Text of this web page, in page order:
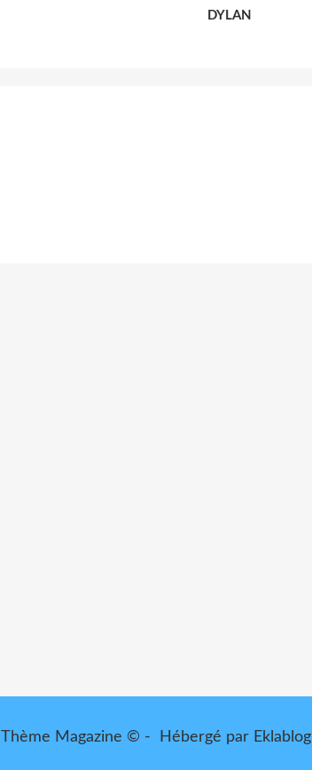
DYLAN
Thème Magazine © - Hébergé par Eklablog